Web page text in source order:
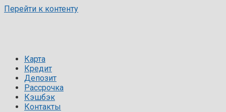
Перейти к контенту
Карта
Кредит
Депозит
Рассрочка
Кэшбэк
Контакты